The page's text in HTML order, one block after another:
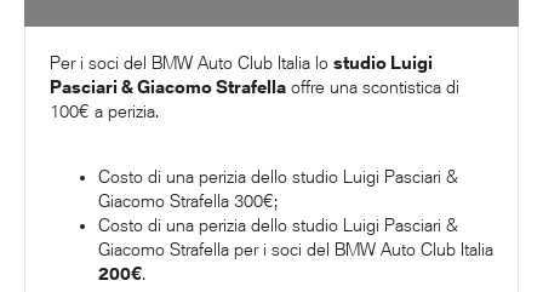
Per i soci del BMW Auto Club Italia lo studio Luigi
Pasciari & Giacomo Strafella offre una scontistica di
100€ a perizia.
Costo di una perizia dello studio Luigi Pasciari &
Giacomo Strafella 300€;
Costo di una perizia dello studio Luigi Pasciari &
Giacomo Strafella per i soci del BMW Auto Club Italia
200€.